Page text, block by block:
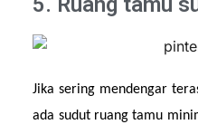
Jika sering mendengar
ada sudut ruang tamu